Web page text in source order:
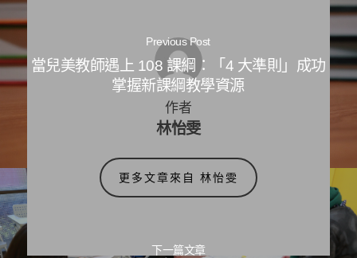
Previous Post
當兒美教師遇上 108 課綱：「4 大準則」成功
掌握新課綱教學資源
下一篇文章
作者
林怡雯
更多文章來自 林怡雯